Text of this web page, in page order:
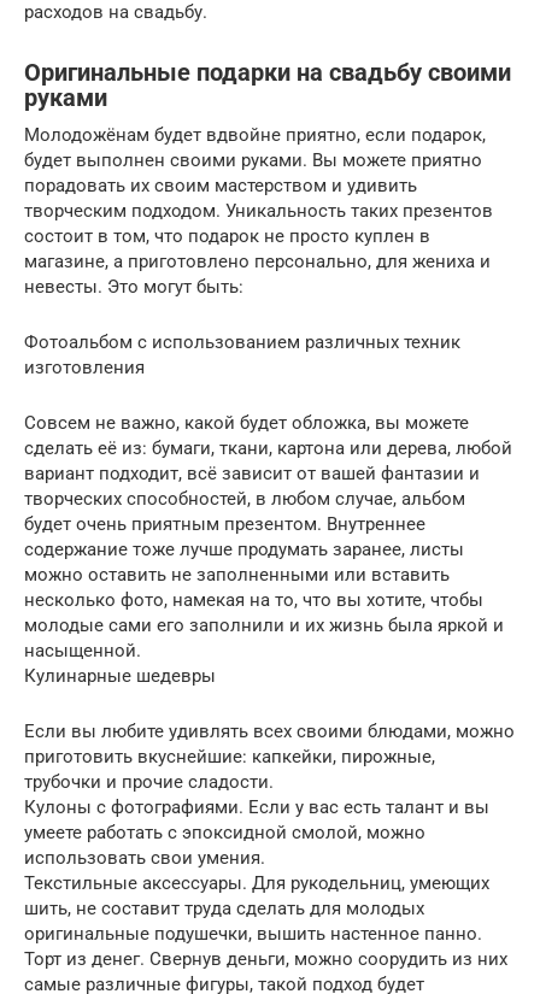
расходов на свадьбу.
Оригинальные подарки на свадьбу своими
руками
Молодожёнам будет вдвойне приятно, если подарок,
будет выполнен своими руками. Вы можете приятно
порадовать их своим мастерством и удивить
творческим подходом. Уникальность таких презентов
состоит в том, что подарок не просто куплен в
магазине, а приготовлено персонально, для жениха и
невесты. Это могут быть:
Фотоальбом с использованием различных техник
изготовления
Совсем не важно, какой будет обложка, вы можете
сделать её из: бумаги, ткани, картона или дерева, любой
вариант подходит, всё зависит от вашей фантазии и
творческих способностей, в любом случае, альбом
будет очень приятным презентом. Внутреннее
содержание тоже лучше продумать заранее, листы
можно оставить не заполненными или вставить
несколько фото, намекая на то, что вы хотите, чтобы
молодые сами его заполнили и их жизнь была яркой и
насыщенной.
Кулинарные шедевры
Если вы любите удивлять всех своими блюдами, можно
приготовить вкуснейшие: капкейки, пирожные,
трубочки и прочие сладости.
Кулоны с фотографиями. Если у вас есть талант и вы
умеете работать с эпоксидной смолой, можно
использовать свои умения.
Текстильные аксессуары. Для рукодельниц, умеющих
шить, не составит труда сделать для молодых
оригинальные подушечки, вышить настенное панно.
Торт из денег. Свернув деньги, можно соорудить из них
самые различные фигуры, такой подход будет